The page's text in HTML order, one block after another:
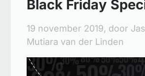
Black Friday
19 november 2019, door
Mutiara van der Linden